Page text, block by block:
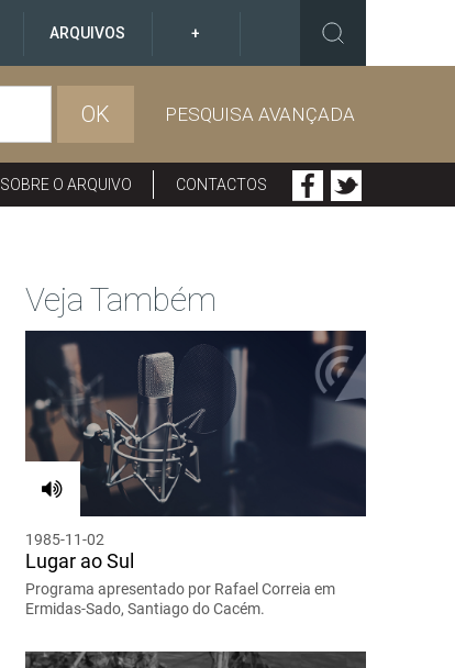
ARQUIVOS +
OK PESQUISA AVANÇADA
SOBRE O ARQUIVO CONTACTOS
Veja Também
1985-11-02
Lugar ao Sul
Programa apresentado por Rafael Correia em
Ermidas-Sado, Santiago do Cacém.